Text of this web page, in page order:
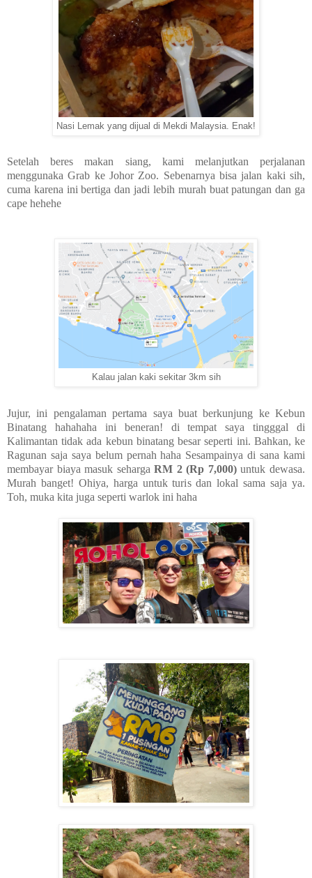
Nasi Lemak yang dijual di Mekdi Malaysia. Enak!
Setelah beres makan siang, kami melanjutkan perjalanan
menggunaka Grab ke Johor Zoo. Sebenarnya bisa jalan kaki sih,
cuma karena ini bertiga dan jadi lebih murah buat patungan dan ga
cape hehehe
Kalau jalan kaki sekitar 3km sih
Jujur, ini pengalaman pertama saya buat berkunjung ke Kebun
Binatang hahahaha ini beneran! di tempat saya tingggal di
Kalimantan tidak ada kebun binatang besar seperti ini. Bahkan, ke
Ragunan saja saya belum pernah haha Sesampainya di sana kami
membayar biaya masuk sehargaRM 2 (Rp 7,000)untuk dewasa.
Murah banget! Ohiya, harga untuk turis dan lokal sama saja ya.
Toh, muka kita juga seperti warlok ini haha